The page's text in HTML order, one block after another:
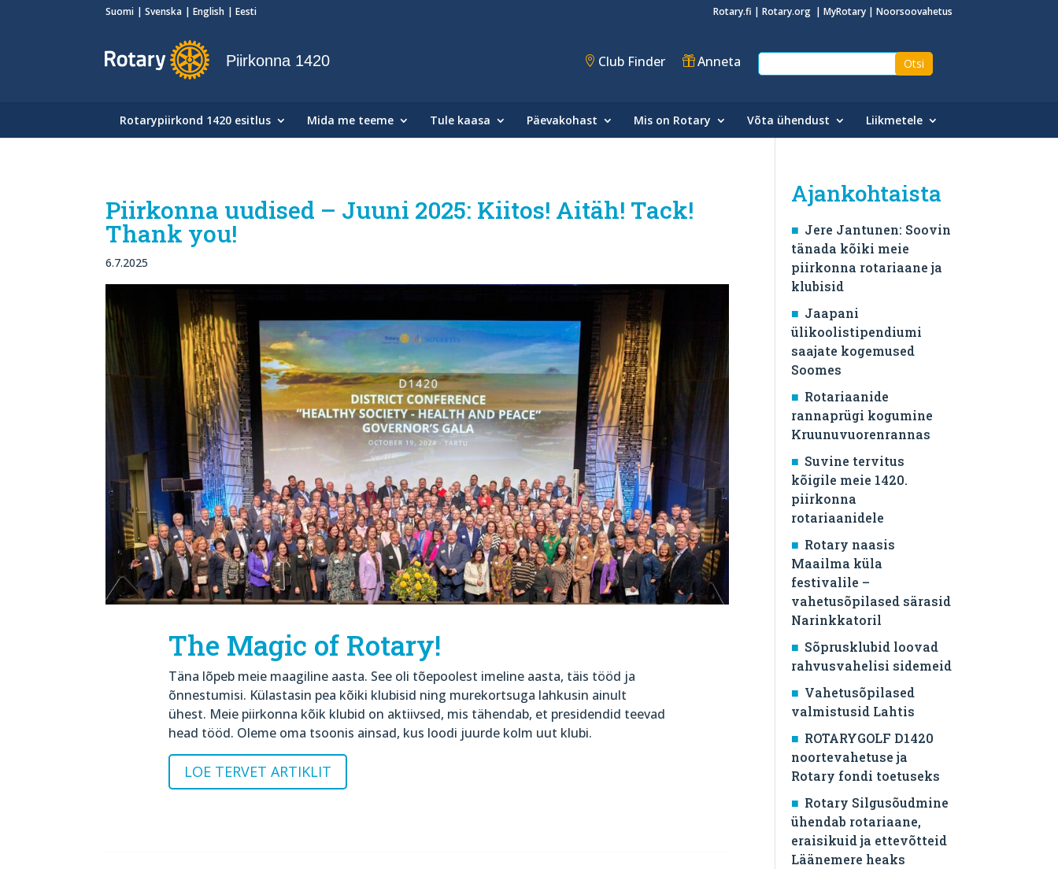
Suomi Svenska English Eesti Rotary.fi | Rotary.org | MyRotary| Noorsoovahetus
Piirkonna 1420 Club Finder Anneta
Rotarypiirkond 1420 esitlus Mida me teeme Tule kaasa Päevakohast Mis on Rotary Võta ühendust Liikmetele
Piirkonna uudised – Juuni 2025: Kiitos! Aitäh! Tack!
Thank you!
6.7.2025
The Magic of Rotary!
Täna lõpeb meie maagiline aasta. See oli tõepoolest imeline aasta, täis tööd ja
õnnestumisi. Külastasin pea kõiki klubisid ning murekortsuga lahkusin ainult
ühest. Meie piirkonna kõik klubid on aktiivsed, mis tähendab, et presidendid teevad
head tööd. Oleme oma tsoonis ainsad, kus loodi juurde kolm uut klubi.
LOE TERVET ARTIKLIT
Ajankohtaista
Jere Jantunen: Soovin
tänada kõiki meie
piirkonna rotariaane ja
klubisid
Jaapani
ülikoolistipendiumi
saajate kogemused
Soomes
Rotariaanide
rannaprügi kogumine
Kruunuvuorenrannas
Suvine tervitus
kõigile meie 1420.
piirkonna
rotariaanidele
Rotary naasis
Maailma küla
festivalile –
vahetusõpilased särasid
Narinkkatoril
Sõprusklubid loovad
rahvusvahelisi sidemeid
Vahetusõpilased
valmistusid Lahtis
ROTARYGOLF D1420
noortevahetuse ja
Rotary fondi toetuseks
Rotary Silgusõudmine
ühendab rotariaane,
eraisikuid ja ettevõtteid
Läänemere heaks